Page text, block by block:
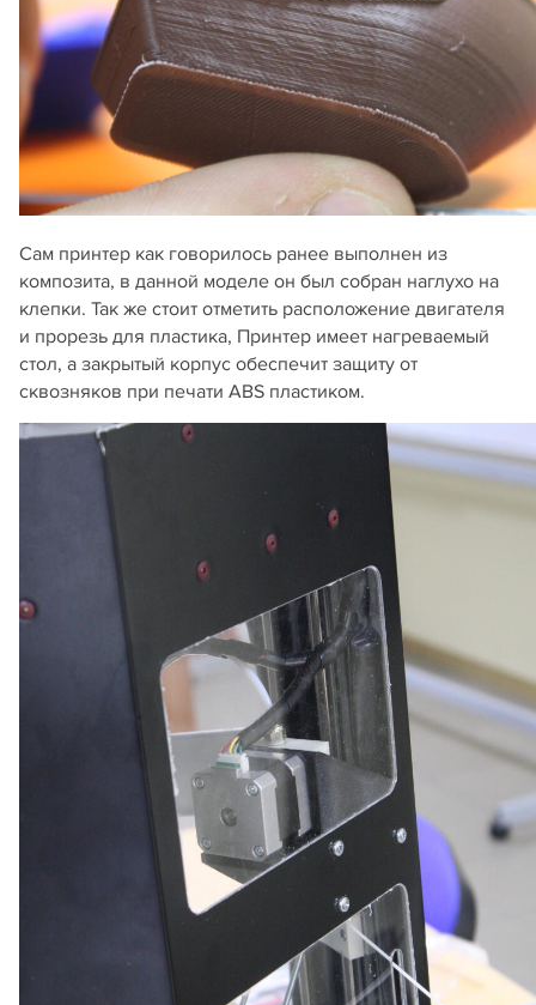
Сам принтер как говорилось ранее выполнен из
композита, в данной моделе он был собран наглухо на
клепки. Так же стоит отметить расположение двигателя
и прорезь для пластика, Принтер имеет нагреваемый
стол, а закрытый корпус обеспечит защиту от
сквозняков при печати ABS пластиком.